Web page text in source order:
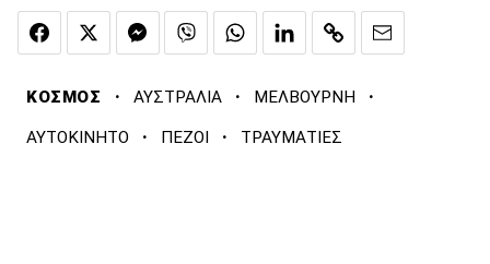
ΚΟΣΜΟΣ · ΑΥΣΤΡΑΛΙΑ · ΜΕΛΒΟΥΡΝΗ ·
ΑΥΤΟΚΙΝΗΤΟ · ΠΕΖΟΙ · ΤΡΑΥΜΑΤΙΕΣ